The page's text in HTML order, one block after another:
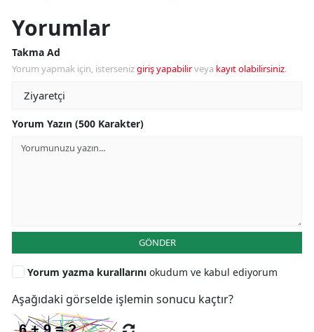
Yorumlar
Takma Ad
Yorum yapmak için, istersenizgiriş yapabilirveya kayıt olabilirsiniz.
Yorum Yazın (500 Karakter)
GÖNDER
Yorum yazma kurallarını okudum ve kabul ediyorum
Aşağıdaki görselde işlemin sonucu kaçtır?